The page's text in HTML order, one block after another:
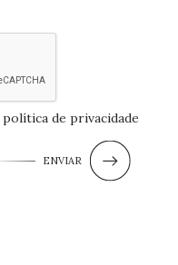
política de privacidade
ENVIAR